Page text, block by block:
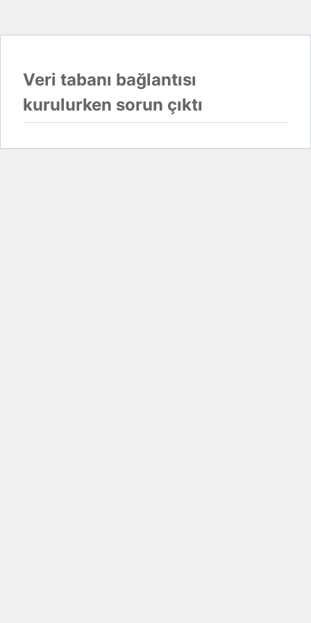
Veri tabanı bağlantısı
kurulurken sorun çıktı